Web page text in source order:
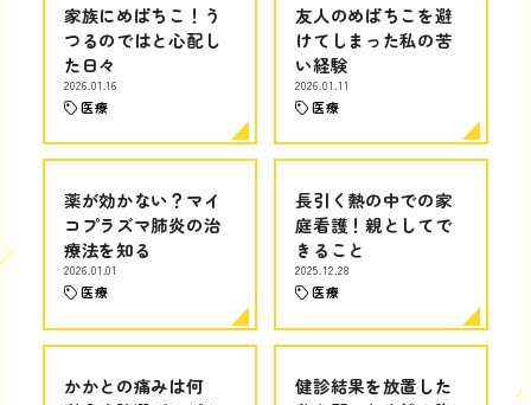
家族にめばちこ！う
つるのではと心配し
た日々
2026.01.16
医療
友人のめばちこを避
けてしまった私の苦
い経験
2026.01.11
医療
薬が効かない？マイ
コプラズマ肺炎の治
療法を知る
2026.01.01
医療
長引く熱の中での家
庭看護！親としてで
きること
2025.12.28
医療
かかとの痛みは何
健診結果を放置した